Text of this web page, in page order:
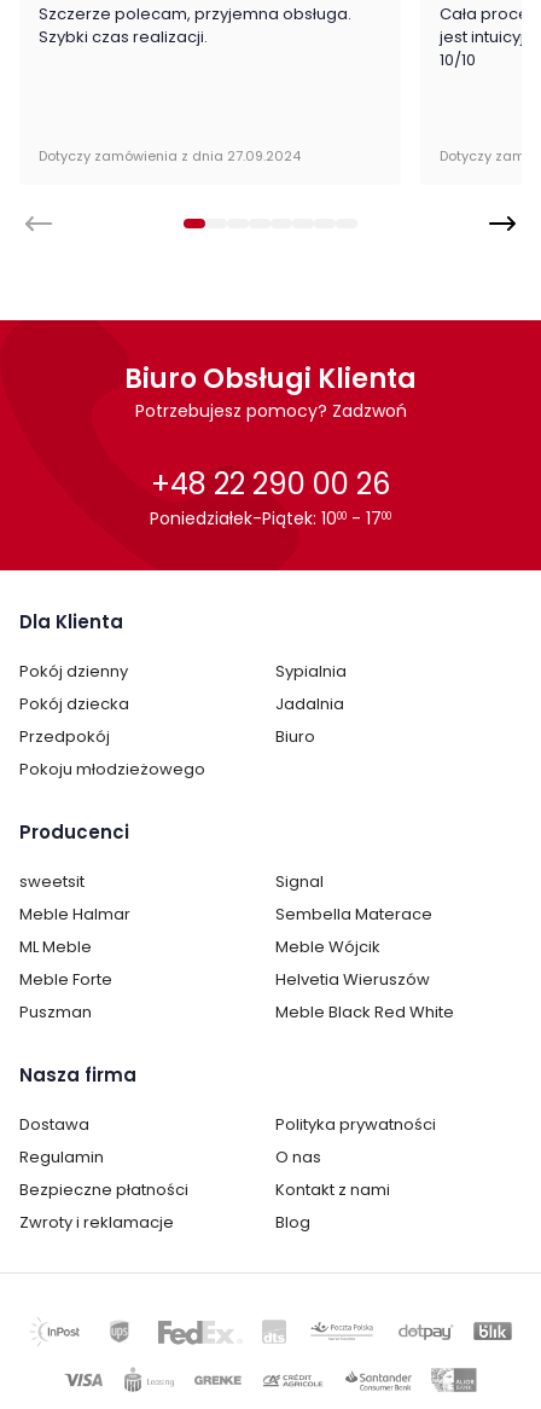
Szerokość: 138 cm
Wysokość: 22 cm
Styl: nowoczesny
Kategoria: Komody, regały, witryny i półki
Kolor / wzór :
Szczerze polecam, przyjemna obsługa.
Szybki czas realizacji.
Dotyczy zamówienia z dnia 27.09.2024
Cała
jest
10/10
Dotyczy
Biuro Obsługi Klienta
Potrzebujesz pomocy? Zadzwoń
+48 22 290 00 26
Poniedziałek-Piątek: 1000 - 1700
Dla Klienta
Pokój dzienny
Sypialnia
Pokój dziecka
Jadalnia
Przedpokój
Biuro
Pokoju młodzieżowego
Producenci
sweetsit
Signal
Meble Halmar
Sembella Materace
ML Meble
Meble Wójcik
Meble Forte
Helvetia Wieruszów
Puszman
Meble Black Red White
Nasza firma
Dostawa
Polityka prywatności
Regulamin
O nas
Bezpieczne płatności
Kontakt z nami
Zwroty i reklamacje
Blog